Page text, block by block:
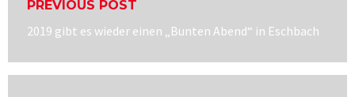
PREVIOUS POST
Previous
2019 gibt es wieder einen „Bunten Abend“ in Eschbach